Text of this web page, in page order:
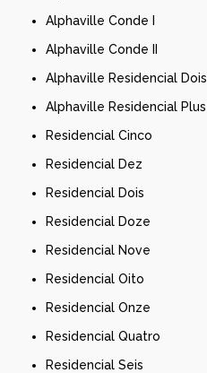
Alphaville Conde I
Alphaville Conde II
Alphaville Residencial Dois
Alphaville Residencial Plus
Residencial Cinco
Residencial Dez
Residencial Dois
Residencial Doze
Residencial Nove
Residencial Oito
Residencial Onze
Residencial Quatro
Residencial Seis